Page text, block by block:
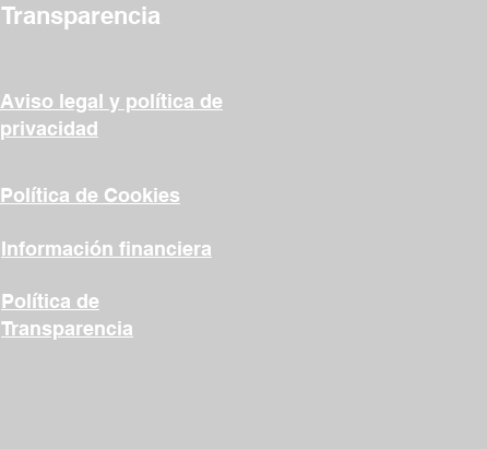
Transparencia
Aviso legal y política de
privacidad
Política de Cookies
Información financiera
Política de
Transparencia